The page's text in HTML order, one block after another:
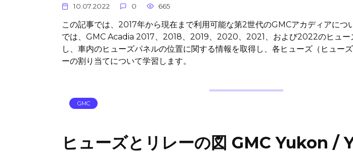
10.07.2022 0 665
この記事では、2017年から現在まで利用可能な第2世代のGMCアカディアにつ
では、GMC Acadia 2017、2018、2019、2020、2021、および2022のヒュー
し、車内のヒューズパネルの位置に関する情報を取得し、各ヒューズ（ヒュー
ーの割り当てについて学習します。
GMC
ヒューズとリレーの図 GMC Yukon /